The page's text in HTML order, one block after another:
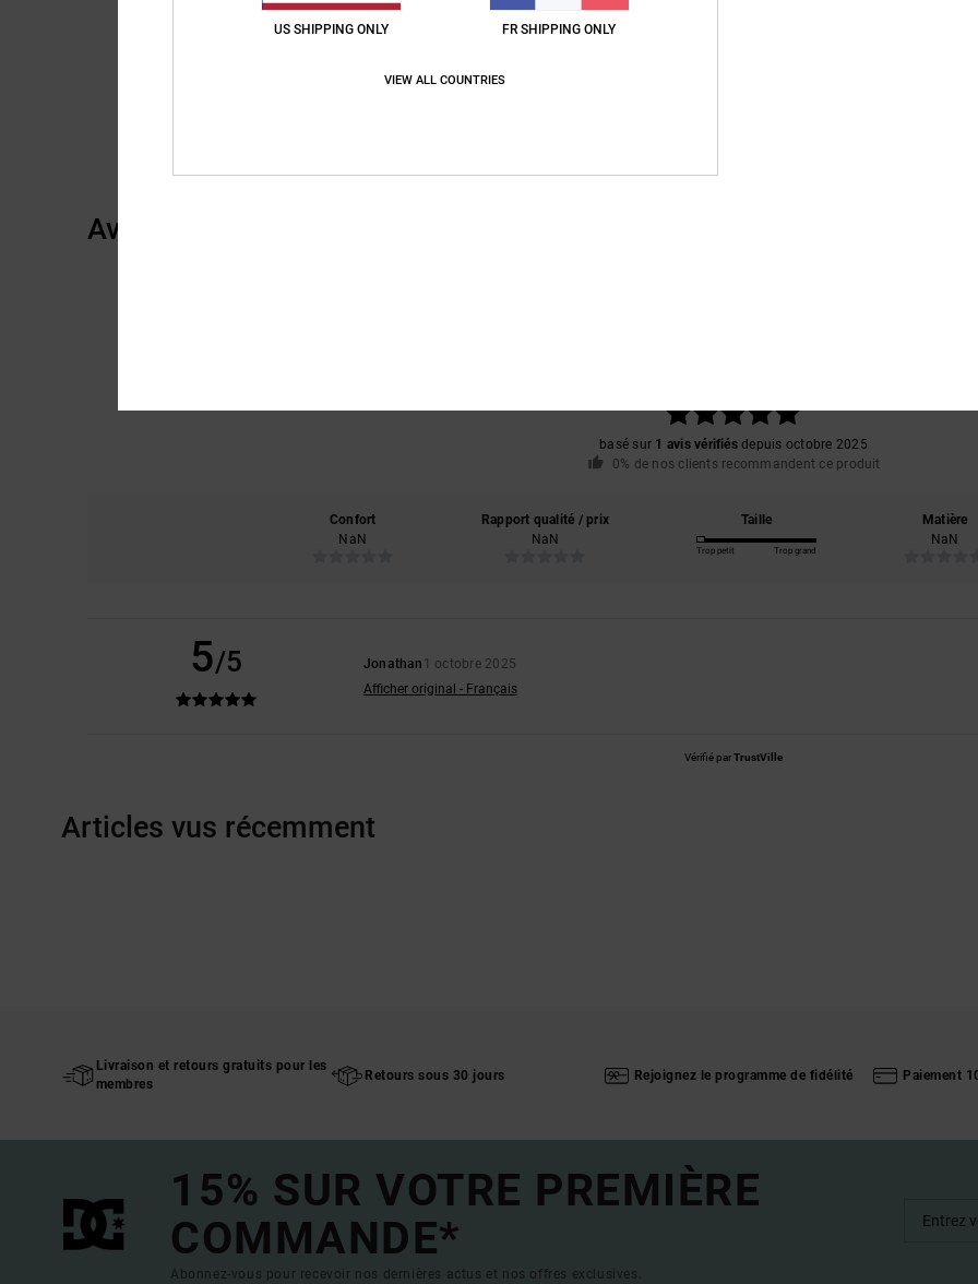
Avis clients
basé sur 1 avis vérifiésdepuis octobre 2025
0% de nos clients recommandent ce produit
Confort
NaN
Rapport qualité / prix
NaN
Taille
Trop petit Trop grand
Matière
NaN
5/5 Jonathan 1 octobre 2025
Afficher original - Français
Vérifié parTrustVille
Articles vus récemment
Livraison et retours gratuits pour les
membres
Retours sous 30 jours Rejoignez le programme de fidélité Paiement
15% SUR VOTRE PREMIÈRE
COMMANDE*
Abonnez-vous pour recevoir nos dernières actus et nos offres exclusives.
US SHIPPING ONLY FR SHIPPING ONLY
VIEW ALL COUNTRIES